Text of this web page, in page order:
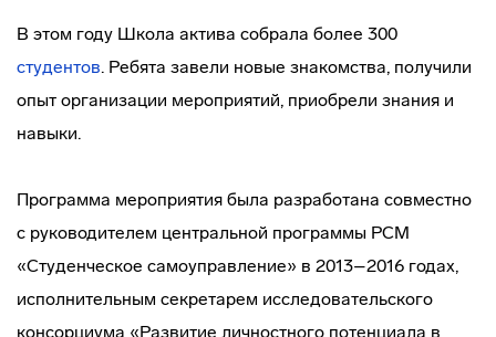
В этом году Школа актива собрала более 300
студентов. Ребята завели новые знакомства, получили
опыт организации мероприятий, приобрели знания и
навыки.
Программа мероприятия была разработана совместно
с руководителем центральной программы РСМ
«Студенческое самоуправление» в 2013–2016 годах,
исполнительным секретарем исследовательского
консорциума «Развитие личностного потенциала в